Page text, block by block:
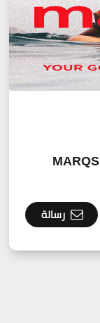
قرية ماركس الساحل الشمالي MARQS
رسالة